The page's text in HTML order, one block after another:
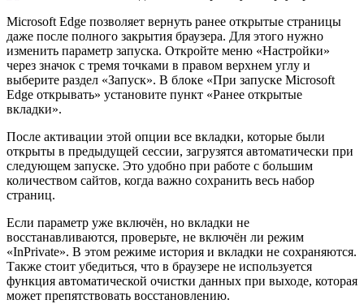
Microsoft Edge позволяет вернуть ранее открытые страницы
даже после полного закрытия браузера. Для этого нужно
изменить параметр запуска. Откройте меню «Настройки»
через значок с тремя точками в правом верхнем углу и
выберите раздел «Запуск». В блоке «При запуске Microsoft
Edge открывать» установите пункт «Ранее открытые
вкладки».
После активации этой опции все вкладки, которые были
открыты в предыдущей сессии, загрузятся автоматически при
следующем запуске. Это удобно при работе с большим
количеством сайтов, когда важно сохранить весь набор
страниц.
Если параметр уже включён, но вкладки не
восстанавливаются, проверьте, не включён ли режим
«InPrivate». В этом режиме история и вкладки не сохраняются.
Также стоит убедиться, что в браузере не используется
функция автоматической очистки данных при выходе, которая
может препятствовать восстановлению.